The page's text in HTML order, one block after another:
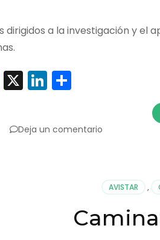
dirigidos a la investigación y el
WhatsApp
X LinkedIn
Deja un comentario
AVISTAR ,